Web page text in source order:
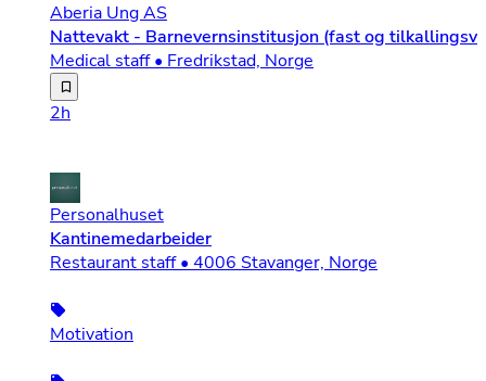
Aberia Ung AS
Nattevakt - Barnevernsinstitusjon (fast og
Medical staff • Fredrikstad, Norge
Har du et rolig vesen, tåler uforutsigbarhet og
2h
Personalhuset
Kantinemedarbeider
Restaurant staff • 4006 Stavanger, Norge
Motivation